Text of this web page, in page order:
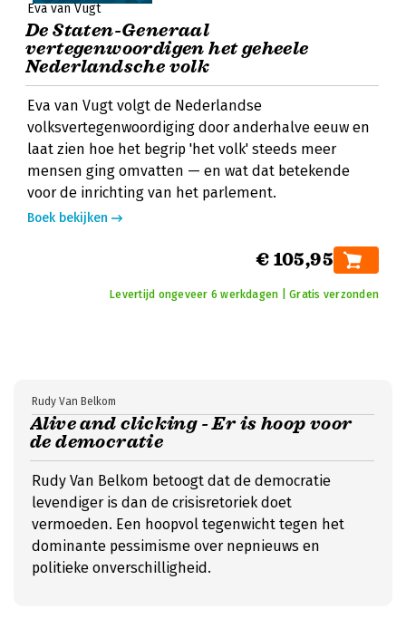
Eva van Vugt
De Staten-Generaal
vertegenwoordigen het geheele
Nederlandsche volk
Eva van Vugt volgt de Nederlandse
volksvertegenwoordiging door anderhalve eeuw en
laat zien hoe het begrip 'het volk' steeds meer
mensen ging omvatten — en wat dat betekende
voor de inrichting van het parlement.
Boek bekijken
€ 105,95
Levertijd ongeveer 6 werkdagen | Gratis verzonden
Alive and clicking - Er is hoop voor
de democratie
Rudy Van Belkom
Rudy Van Belkom betoogt dat de democratie
levendiger is dan de crisisretoriek doet
vermoeden. Een hoopvol tegenwicht tegen het
dominante pessimisme over nepnieuws en
politieke onverschilligheid.